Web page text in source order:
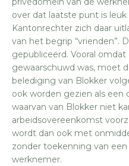
over dat laatste punt is
Kantonrechter zich daar
van het begrip “vrienden”.
gepubliceerd. Vooral omdat
gewaarschuwd was, moet
belediging van Blokker
ook worden gezien als een
waarvan van Blokker niet
arbeidsovereenkomst
wordt dan ook met
zonder toekenning van
werknemer.